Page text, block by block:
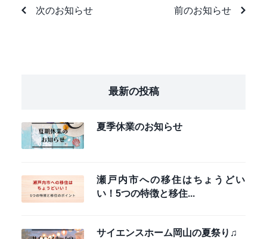
次のお知らせ 前のお知らせ
最新の投稿
夏季休業のお知らせ
瀬戸内市への移住はちょうどい
い！5つの特徴と移住...
サイエンスホーム岡山の夏祭り♫